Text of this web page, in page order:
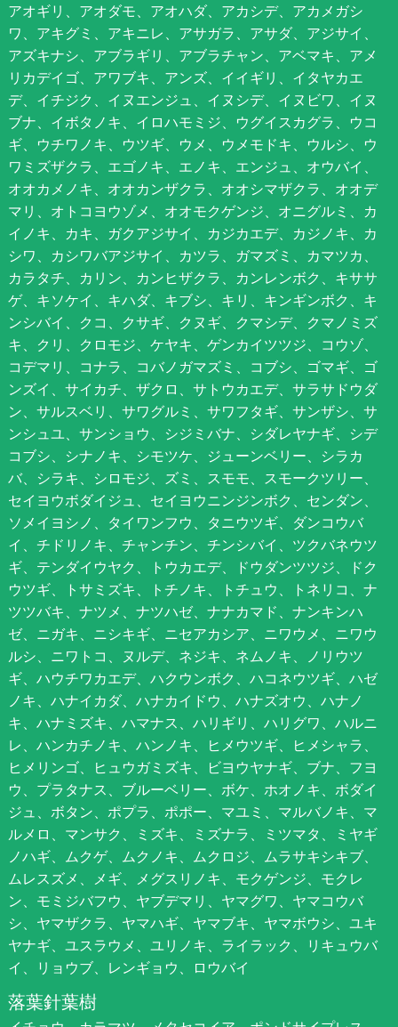
アオギリ、アオダモ、アオハダ、アカシデ、アカメガシ
ワ、アキグミ、アキニレ、アサガラ、アサダ、アジサイ、
アズキナシ、アブラギリ、アブラチャン、アベマキ、アメ
リカデイゴ、アワブキ、アンズ、イイギリ、イタヤカエ
デ、イチジク、イヌエンジュ、イヌシデ、イヌビワ、イヌ
ブナ、イボタノキ、イロハモミジ、ウグイスカグラ、ウコ
ギ、ウチワノキ、ウツギ、ウメ、ウメモドキ、ウルシ、ウ
ワミズザクラ、エゴノキ、エノキ、エンジュ、オウバイ、
オオカメノキ、オオカンザクラ、オオシマザクラ、オオデ
マリ、オトコヨウゾメ、オオモクゲンジ、オニグルミ、カ
イノキ、カキ、ガクアジサイ、カジカエデ、カジノキ、カ
シワ、カシワバアジサイ、カツラ、ガマズミ、カマツカ、
カラタチ、カリン、カンヒザクラ、カンレンボク、キササ
ゲ、キソケイ、キハダ、キブシ、キリ、キンギンボク、キ
ンシバイ、クコ、クサギ、クヌギ、クマシデ、クマノミズ
キ、クリ、クロモジ、ケヤキ、ゲンカイツツジ、コウゾ、
コデマリ、コナラ、コバノガマズミ、コブシ、ゴマギ、ゴ
ンズイ、サイカチ、ザクロ、サトウカエデ、サラサドウダ
ン、サルスベリ、サワグルミ、サワフタギ、サンザシ、サ
ンシュユ、サンショウ、シジミバナ、シダレヤナギ、シデ
コブシ、シナノキ、シモツケ、ジューンベリー、シラカ
バ、シラキ、シロモジ、ズミ、スモモ、スモークツリー、
セイヨウボダイジュ、セイヨウニンジンボク、センダン、
ソメイヨシノ、タイワンフウ、タニウツギ、ダンコウバ
イ、チドリノキ、チャンチン、チンシバイ、ツクバネウツ
ギ、テンダイウヤク、トウカエデ、ドウダンツツジ、ドク
ウツギ、トサミズキ、トチノキ、トチュウ、トネリコ、ナ
ツツバキ、ナツメ、ナツハゼ、ナナカマド、ナンキンハ
ゼ、ニガキ、ニシキギ、ニセアカシア、ニワウメ、ニワウ
ルシ、ニワトコ、ヌルデ、ネジキ、ネムノキ、ノリウツ
ギ、ハウチワカエデ、ハクウンボク、ハコネウツギ、ハゼ
ノキ、ハナイカダ、ハナカイドウ、ハナズオウ、ハナノ
キ、ハナミズキ、ハマナス、ハリギリ、ハリグワ、ハルニ
レ、ハンカチノキ、ハンノキ、ヒメウツギ、ヒメシャラ、
ヒメリンゴ、ヒュウガミズキ、ビヨウヤナギ、ブナ、フヨ
ウ、プラタナス、ブルーベリー、ボケ、ホオノキ、ボダイ
ジュ、ボタン、ポプラ、ポポー、マユミ、マルバノキ、マ
ルメロ、マンサク、ミズキ、ミズナラ、ミツマタ、ミヤギ
ノハギ、ムクゲ、ムクノキ、ムクロジ、ムラサキシキブ、
ムレスズメ、メギ、メグスリノキ、モクゲンジ、モクレ
ン、モミジバフウ、ヤブデマリ、ヤマグワ、ヤマコウバ
シ、ヤマザクラ、ヤマハギ、ヤマブキ、ヤマボウシ、ユキ
ヤナギ、ユスラウメ、ユリノキ、ライラック、リキュウバ
イ、リョウブ、レンギョウ、ロウバイ
落葉針葉樹